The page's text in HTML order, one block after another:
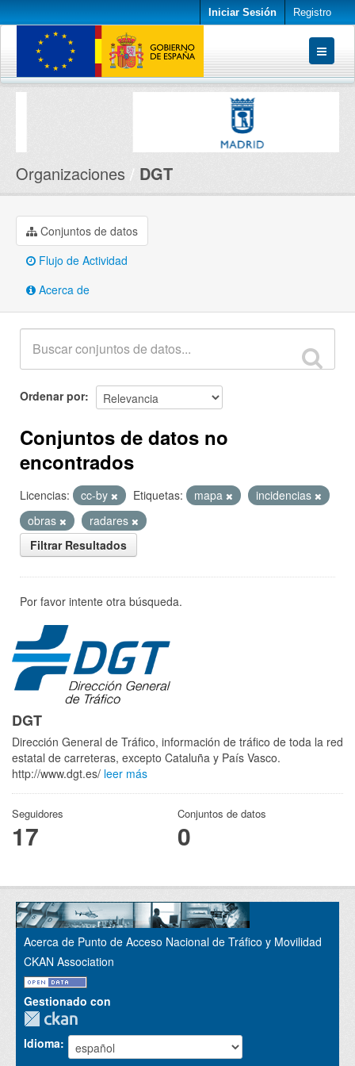
Iniciar Sesión Registro
Conjuntos de datos
Organizaciones DGT
Conjuntos de datos
Flujo de Actividad
Acerca de
Ordenar por
Conjuntos de datos no
encontrados
Licencias: cc-by Etiquetas: mapa
incidencias
obras
radares
Filtrar Resultados
Por favor intente otra búsqueda.
DGT
Dirección General de Tráfico, información de tráfico de toda la red
estatal de carreteras, excepto Cataluña y País Vasco.
http://www.dgt.es/ leer más
Seguidores
17
Conjuntos de datos
0
Acerca de Punto de Acceso Nacional de Tráfico y Movilidad
CKAN Association
Gestionado con
Idioma